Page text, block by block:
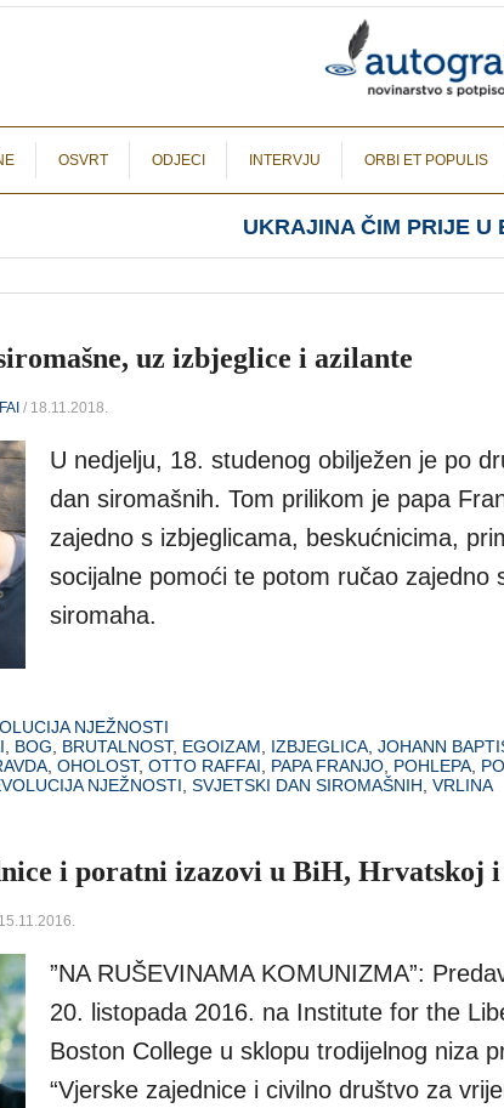
OSVRT ODJECI INTERVJU ORBI ET POPULIS
UKRAJINA ČIM PRIJE U
uz izbjeglice i azilante
/ 18.11.2018.
U nedjelju, 18. studenog obilježen je po
dan siromašnih. Tom prilikom je papa
zajedno s izbjeglicama, beskućnicima,
socijalne pomoći te potom ručao zajedno
siromaha.
NJEŽNOSTI
, BOG, BRUTALNOST, EGOIZAM, IZBJEGLICA, JOHANN
, OHOLOST, OTTO RAFFAI, PAPA FRANJO, POHLEPA,
NJEŽNOSTI, SVJETSKI DAN SIROMAŠNIH, VRLINA
i poratni izazovi u BiH, Hrvatskoj
”NA RUŠEVINAMA KOMUNIZMA”:
20. listopada 2016. na Institute for the
Boston College u sklopu trodijelnog niza
“Vjerske zajednice i civilno društvo za